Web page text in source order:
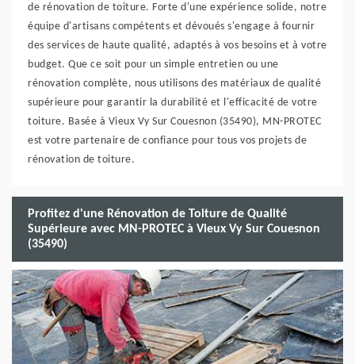
de rénovation de toiture. Forte d'une expérience solide, notre
équipe d'artisans compétents et dévoués s'engage à fournir
des services de haute qualité, adaptés à vos besoins et à votre
budget. Que ce soit pour un simple entretien ou une
rénovation complète, nous utilisons des matériaux de qualité
supérieure pour garantir la durabilité et l'efficacité de votre
toiture. Basée à Vieux Vy Sur Couesnon (35490), MN-PROTEC
est votre partenaire de confiance pour tous vos projets de
rénovation de toiture.
Profitez d'une Rénovation de Toiture de Qualité
Supérieure avec MN-PROTEC à Vieux Vy Sur Couesnon
(35490)